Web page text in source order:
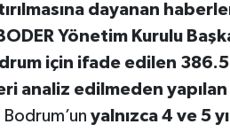
dayanan
Yönetim Kurulu
için ifade edilen
analiz edilmeden
Bodrum’un yalnızca 4 ve 5